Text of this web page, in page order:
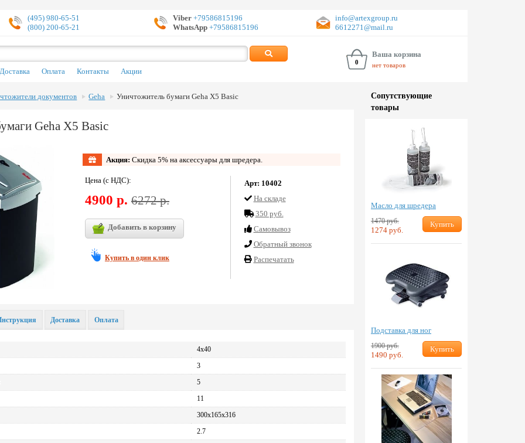
(495) 980-65-51
(800) 200-65-21
Viber+79586815196
WhatsApp+79586815196
info@artexgroup.ru
6612271@mail.ru
Доставка Оплата Контакты Акции
0
Ваша корзина
нет товаров
документов Geha Уничтожитель бумаги Geha X5 Basic
Geha X5 Basic
Акция: Скидка 5% на аксессуары для шредера.
Цена (с НДС):
4900 р. 6272 р.
Добавить в корзину
Купить в один клик
Арт: 10402
На складе
350 руб.
Cамовывоз
Обратный звонок
Распечатать
4х40
3
5
11
300x165x316
2.7
Доставка Оплата
Сопут­ствую­щие
товары
Масло для шредера
1470 руб.
1274 руб.
Купить
Подставка для ног
1900 руб.
1490 руб.
Купить